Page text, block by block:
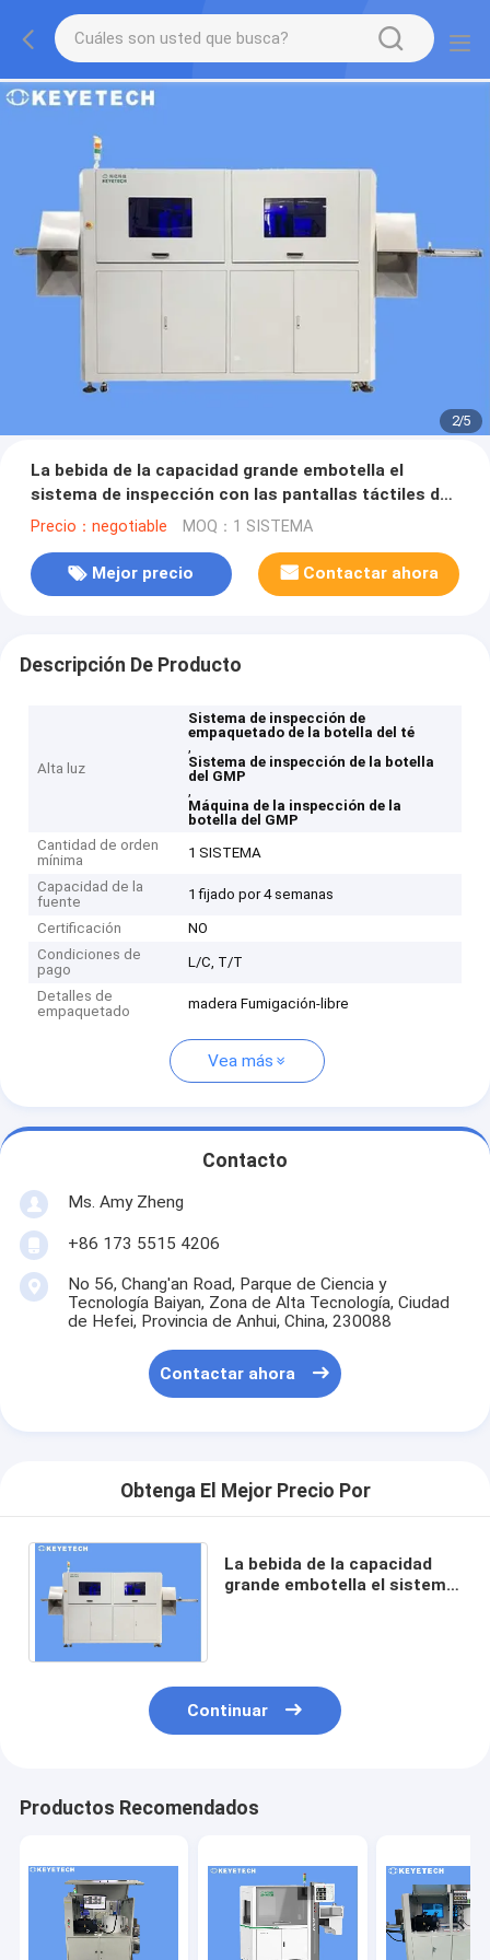
2/5
La bebida de la capacidad grande embotella el
sistema de inspección con las pantallas táctiles de
HD
Precio：negotiable MOQ：1 SISTEMA
Mejor precio Contactar ahora
Descripción De Producto
Alta luz
Sistema de inspección de
empaquetado de la botella del té
,
Sistema de inspección de la botella
del GMP
,
Máquina de la inspección de la
botella del GMP
Cantidad de orden
mínima
1 SISTEMA
Capacidad de la
fuente
1 fijado por 4 semanas
Certificación
NO
Condiciones de
pago
L/C, T/T
Detalles de
empaquetado
madera Fumigación-libre
Vea más
Contacto
Ms. Amy Zheng
+86 173 5515 4206
No 56, Chang'an Road, Parque de Ciencia y
Tecnología Baiyan, Zona de Alta Tecnología, Ciudad
de Hefei, Provincia de Anhui, China, 230088
Contactar ahora
Obtenga El Mejor Precio Por
La bebida de la capacidad
grande embotella el sistema
Continuar
Productos Recomendados